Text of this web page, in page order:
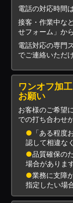
電話の対応時間
接客・作業中な
せフォーム」か
電話対応の専門
でご連絡いただ
ワンオフ加
お願い
お客様のご希望
での打ち合わせ
● 「ある程度
認して相違な
●品質確保の
場合がありま
●業務に支障
指定したい場